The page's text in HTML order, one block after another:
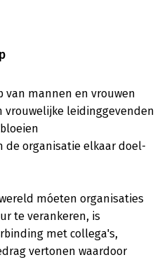
van mannen en vrouwen
vrouwelijke leidinggevenden
de organisatie elkaar doel-
móeten organisaties
te verankeren, is
met collega's,
vertonen waardoor